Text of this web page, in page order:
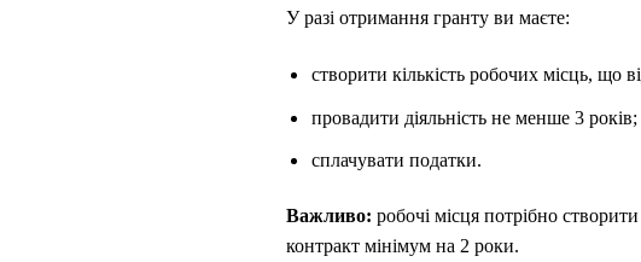
У разі отримання гранту ви маєте:
створити кількість робочих місць, що
провадити діяльність не менше 3 років;
сплачувати податки.
Важливо: робочі місця потрібно
контракт мінімум на 2 роки.